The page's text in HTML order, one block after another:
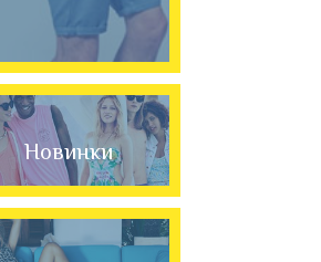
Новинки